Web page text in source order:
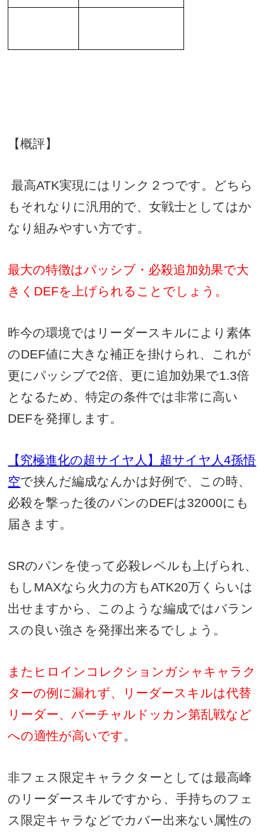
【概評】
最高ATK実現にはリンク２つです。どちら
もそれなりに汎用的で、女戦士としてはか
なり組みやすい方です。
最大の特徴はパッシブ・必殺追加効果で大
きくDEFを上げられることでしょう。
昨今の環境ではリーダースキルにより素体
のDEF値に大きな補正を掛けられ、これが
更にパッシブで2倍、更に追加効果で1.3倍
となるため、特定の条件では非常に高い
DEFを発揮します。
【究極進化の超サイヤ人】超サイヤ人4孫悟
空で挟んだ編成なんかは好例で、この時、
必殺を撃った後のパンのDEFは32000にも
届きます。
SRのパンを使って必殺レベルも上げられ、
もしMAXなら火力の方もATK20万くらいは
出せますから、このような編成ではバラン
スの良い強さを発揮出来るでしょう。
またヒロインコレクションガシャキャラク
ターの例に漏れず、リーダースキルは代替
リーダー、バーチャルドッカン第乱戦など
への適性が高いです。
非フェス限定キャラクターとしては最高峰
のリーダースキルですから、手持ちのフェ
ス限定キャラなどでカバー出来ない属性の